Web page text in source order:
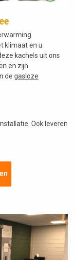
klimaat en u
kachels uit ons
en zijn
de gasloze
Ook leveren